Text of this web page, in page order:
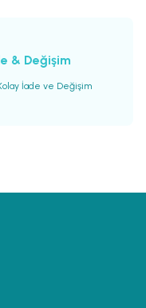
& Değişim
İade ve Değişim